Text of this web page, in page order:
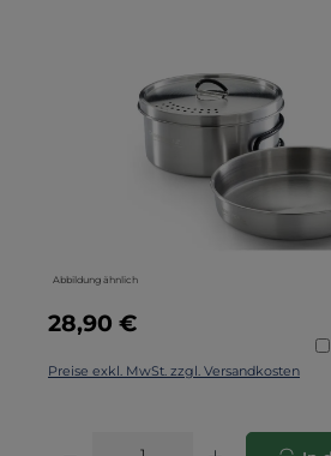
Abbildung ähnlich
Regulärer Preis:
28,90 €
Preise exkl. MwSt. zzgl. Versandkosten
Produkt Anzahl: Gib den gewünschten